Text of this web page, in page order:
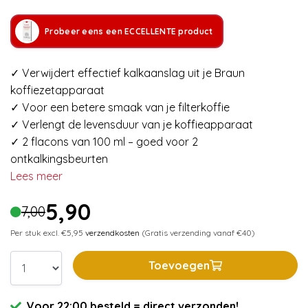
Probeer eens een ECCELLENTE product
✓ Verwijdert effectief kalkaanslag uit je Braun
koffiezetapparaat
✓ Voor een betere smaak van je filterkoffie
✓ Verlengt de levensduur van je koffieapparaat
✓ 2 flacons van 100 ml – goed voor 2
ontkalkingsbeurten
Lees meer
7,005,90
Per stuk excl. €5,95 verzendkosten (Gratis verzending vanaf €40)
Toevoegen